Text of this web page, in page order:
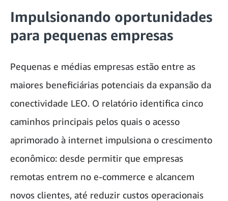
Impulsionando oportunidades
para pequenas empresas
Pequenas e médias empresas estão entre as
maiores beneficiárias potenciais da expansão da
conectividade LEO. O relatório identifica cinco
caminhos principais pelos quais o acesso
aprimorado à internet impulsiona o crescimento
econômico: desde permitir que empresas
remotas entrem no e-commerce e alcancem
novos clientes, até reduzir custos operacionais